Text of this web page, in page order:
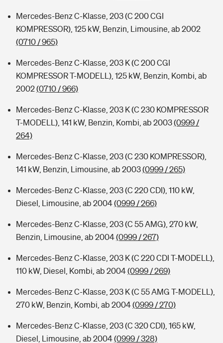
Mercedes-Benz C-Klasse, 203 (C 200 CGI
KOMPRESSOR), 125 kW, Benzin, Limousine, ab 2002
(0710 / 965)
Mercedes-Benz C-Klasse, 203 K (C 200 CGI
KOMPRESSOR T-MODELL), 125 kW, Benzin, Kombi, ab
2002(0710 / 966)
Mercedes-Benz C-Klasse, 203 K (C 230 KOMPRESSOR
T-MODELL), 141 kW, Benzin, Kombi, ab 2003(0999 /
264)
Mercedes-Benz C-Klasse, 203 (C 230 KOMPRESSOR),
141 kW, Benzin, Limousine, ab 2003(0999 / 265)
Mercedes-Benz C-Klasse, 203 (C 220 CDI), 110 kW,
Diesel, Limousine, ab 2004(0999 / 266)
Mercedes-Benz C-Klasse, 203 (C 55 AMG), 270 kW,
Benzin, Limousine, ab 2004(0999 / 267)
Mercedes-Benz C-Klasse, 203 K (C 220 CDI T-MODELL),
110 kW, Diesel, Kombi, ab 2004(0999 / 269)
Mercedes-Benz C-Klasse, 203 K (C 55 AMG T-MODELL),
270 kW, Benzin, Kombi, ab 2004(0999 / 270)
Mercedes-Benz C-Klasse, 203 (C 320 CDI), 165 kW,
Diesel, Limousine, ab 2004(0999 / 328)